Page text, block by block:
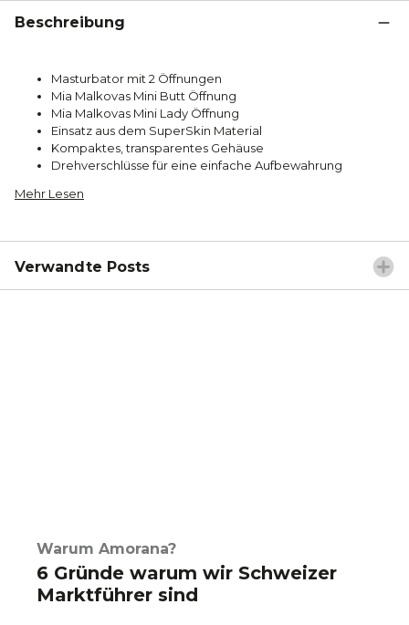
Beschreibung
Masturbator mit 2 Öffnungen
Mia Malkovas Mini Butt Öffnung
Mia Malkovas Mini Lady Öffnung
Einsatz aus dem SuperSkin Material
Kompaktes, transparentes Gehäuse
Drehverschlüsse für eine einfache Aufbewahrung
Mehr Lesen
Verwandte Posts
Warum Amorana?
6 Gründe warum wir Schweizer
Marktführer sind